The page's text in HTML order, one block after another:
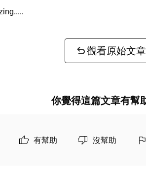
觀看原始文章
你覺得這篇文章有幫
有幫助 沒幫助